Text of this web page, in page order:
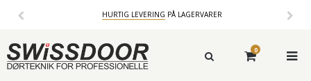
HURTIG LEVERING PÅ LAGERVARER
0